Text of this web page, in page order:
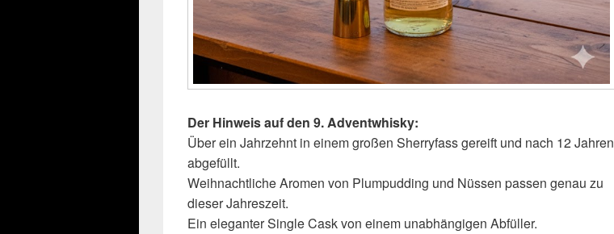
Der Hinweis auf den 9. Adventwhisky:
Über ein Jahrzehnt in einem großen Sherryfass gereift und nach 12 Jahren
abgefüllt.
Weihnachtliche Aromen von Plumpudding und Nüssen passen genau zu
dieser Jahreszeit.
Ein eleganter Single Cask von einem unabhängigen Abfüller.